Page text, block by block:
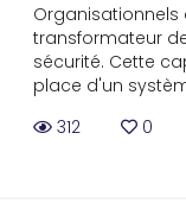
Organisationnels
transformateur
sécurité. Cette
place d'un
312
0